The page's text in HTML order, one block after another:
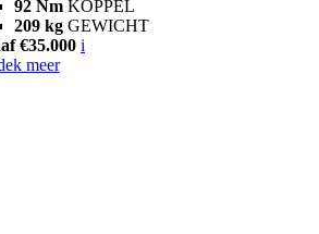
92 Nm KOPPEL
209 kg GEWICHT
€35.000 i
meer